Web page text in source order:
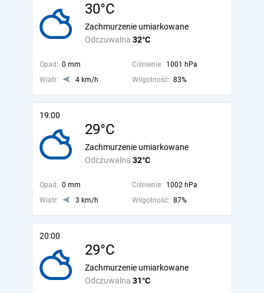
30°C
Odczuwalna 32°C
Zachmurzenie umiarkowane
Opad: 0 mm Ciśnienie: 1001 hPa
Wiatr:
4 km/h Wilgotność: 83%
19:00
29°C
Odczuwalna 32°C
Zachmurzenie umiarkowane
Opad: 0 mm Ciśnienie: 1002 hPa
Wiatr:
3 km/h Wilgotność: 87%
20:00
29°C
Odczuwalna 31°C
Zachmurzenie umiarkowane